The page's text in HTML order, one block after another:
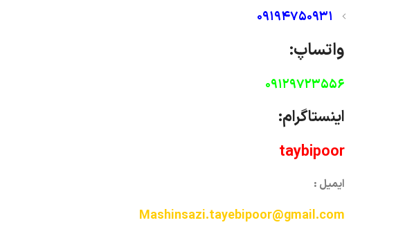
09194750931
واتساپ:
09129723556
اینستاگرام:
taybipoor
ایمیل :
Mashinsazi.tayebipoor@gmail.com